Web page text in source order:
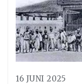
16 JUNI 2025